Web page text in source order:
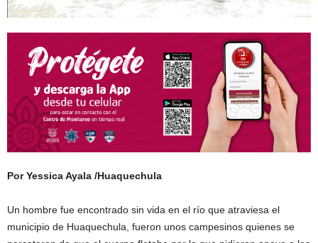
Por Yessica Ayala /Huaquechula
Un hombre fue encontrado sin vida en el río que atraviesa el
municipio de Huaquechula, fueron unos campesinos quienes se